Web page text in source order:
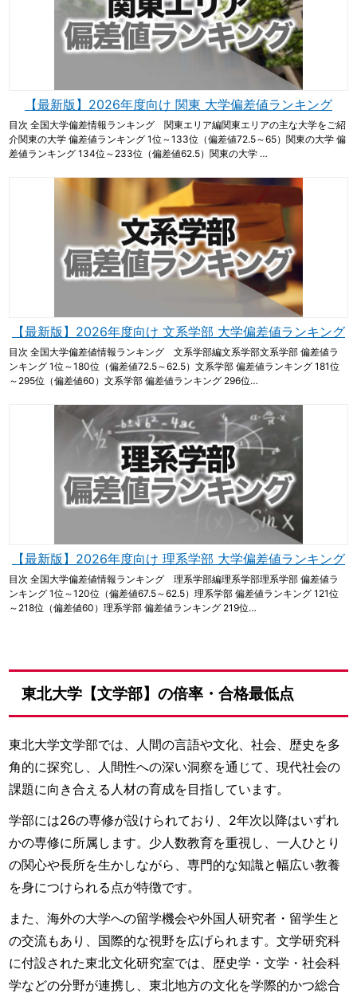
【最新版】2026年度向け 関東 大学偏差値ランキング
目次 全国大学偏差情報ランキング 関東エリア編関東エリアの主な大学をご紹
介関東の大学 偏差値ランキング 1位～133位（偏差値72.5～65）関東の大学 偏
差値ランキング 134位～233位（偏差値62.5）関東の大学 …
【最新版】2026年度向け 文系学部 大学偏差値ランキング
目次 全国大学偏差値情報ランキング 文系学部編文系学部文系学部 偏差値ラ
ンキング 1位～180位（偏差値72.5～62.5）文系学部 偏差値ランキング 181位
～295位（偏差値60）文系学部 偏差値ランキング 296位…
【最新版】2026年度向け 理系学部 大学偏差値ランキング
目次 全国大学偏差値情報ランキング 理系学部編理系学部理系学部 偏差値ラ
ンキング 1位～120位（偏差値67.5～62.5）理系学部 偏差値ランキング 121位
～218位（偏差値60）理系学部 偏差値ランキング 219位…
東北大学【文学部】の倍率・合格最低点
東北大学文学部では、人間の言語や文化、社会、歴史を多
角的に探究し、人間性への深い洞察を通じて、現代社会の
課題に向き合える人材の育成を目指しています。
学部には26の専修が設けられており、2年次以降はいずれ
かの専修に所属します。少人数教育を重視し、一人ひとり
の関心や長所を生かしながら、専門的な知識と幅広い教養
を身につけられる点が特徴です。
また、海外の大学への留学機会や外国人研究者・留学生と
の交流もあり、国際的な視野を広げられます。文学研究科
に付設された東北文化研究室では、歴史学・文学・社会科
学などの分野が連携し、東北地方の文化を学際的かつ総合